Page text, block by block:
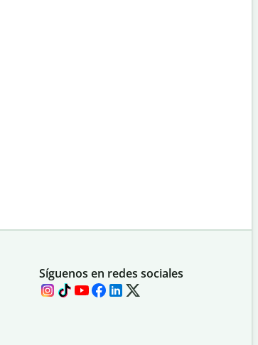
Síguenos en redes sociales